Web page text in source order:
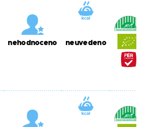
nehodnoceno neuvedeno